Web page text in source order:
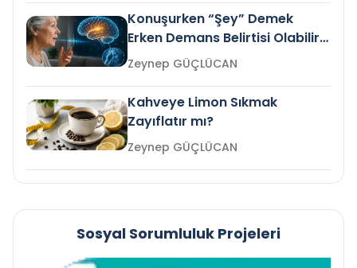
Konuşurken “Şey” Demek
Erken Demans Belirtisi Olabilir
mi?
Zeynep GÜÇLÜCAN
Kahveye Limon Sıkmak
Zayıflatır mı?
Zeynep GÜÇLÜCAN
Sosyal Sorumluluk Projeleri